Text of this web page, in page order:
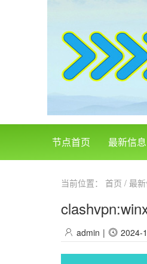
节点首页 最新信息
当前位置： 首页 / 最
admin | 2024-